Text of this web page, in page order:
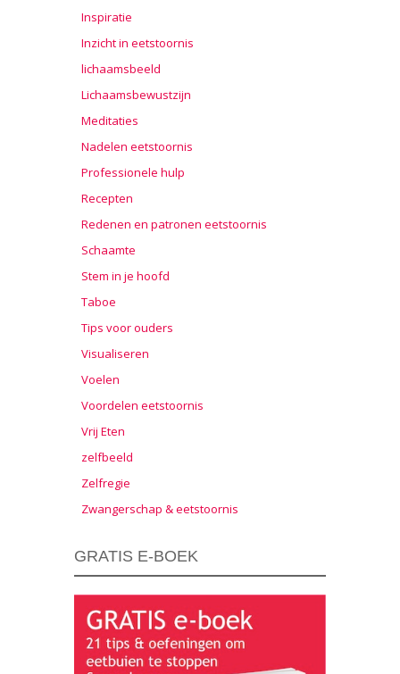
Inspiratie
Inzicht in eetstoornis
lichaamsbeeld
Lichaamsbewustzijn
Meditaties
Nadelen eetstoornis
Professionele hulp
Recepten
Redenen en patronen eetstoornis
Schaamte
Stem in je hoofd
Taboe
Tips voor ouders
Visualiseren
Voelen
Voordelen eetstoornis
Vrij Eten
zelfbeeld
Zelfregie
Zwangerschap & eetstoornis
GRATIS E-BOEK